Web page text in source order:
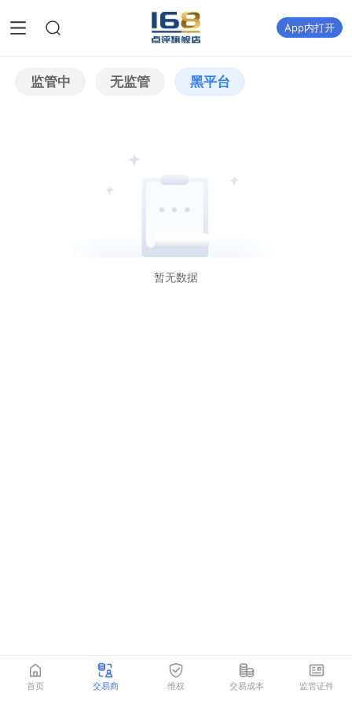
App内打开
监管中 无监管 黑平台
暂无数据
首页 交易商 维权 交易成本 监管证件